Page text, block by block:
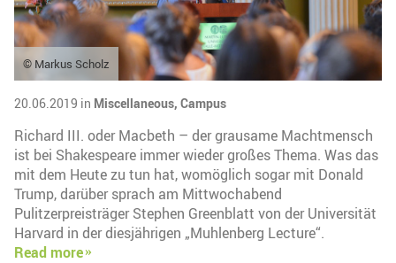
© Markus Scholz
20.06.2019 in Miscellaneous, Campus
Richard III. oder Macbeth – der grausame Machtmensch
ist bei Shakespeare immer wieder großes Thema. Was das
mit dem Heute zu tun hat, womöglich sogar mit Donald
Trump, darüber sprach am Mittwochabend
Pulitzerpreisträger Stephen Greenblatt von der Universität
Harvard in der diesjährigen „Muhlenberg Lecture“.
Read more